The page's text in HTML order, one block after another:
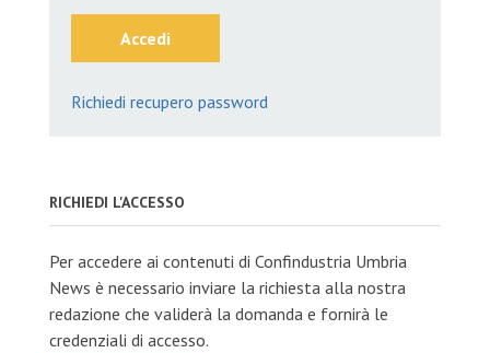
Accedi
Richiedi recupero password
RICHIEDI L'ACCESSO
Per accedere ai contenuti di Confindustria Umbria
News è necessario inviare la richiesta alla nostra
redazione che validerà la domanda e fornirà le
credenziali di accesso.